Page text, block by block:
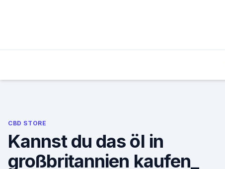
CBD STORE
Kannst du das öl in
großbritannien kaufen_